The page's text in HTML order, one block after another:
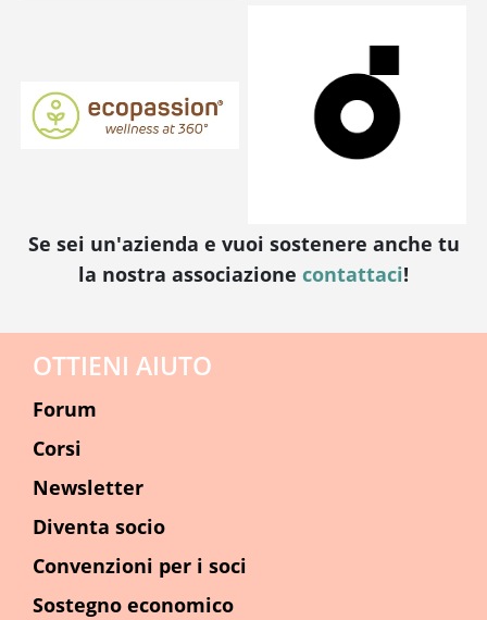
Se sei un'azienda e vuoi sostenere anche tu
la nostra associazione contattaci!
OTTIENI AIUTO
Forum
Corsi
Newsletter
Diventa socio
Convenzioni per i soci
Sostegno economico